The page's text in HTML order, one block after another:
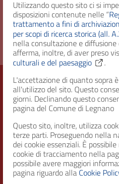
Utilizzando questo sito ci si
disposizioni contenute nelle “
trattamento a fini di
per scopi di ricerca storica (all.
nella consultazione e
afferma, inoltre, di aver preso
culturali e del paesaggio
.
L'accettazione di quanto sopra
all'utilizzo del sito. Questo
giorni. Declinando questo
pagina del Comune di Legnano
Questo sito, inoltre, utilizza
terze parti. Proseguendo nella
dei cookie essenziali. È
cookie di tracciamento nella
possibile avere maggiori
pagina riguardo alla Cookie
Diritto d'accesso Uso
Città di
RECAPITI
Indirizzo
Piazza San Magno 9